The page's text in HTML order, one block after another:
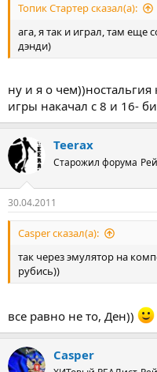
Топик Стартер сказал(а):
ага, я так и играл, там еще
дэнди)
ну и я о чем))ностальгия
игры накачал с 8 и 16-
Teerax
Старожил форума
30.04.2011
Casper сказал(а):
так через эмулятор на
рубись))
все равно не то, Ден))
Casper